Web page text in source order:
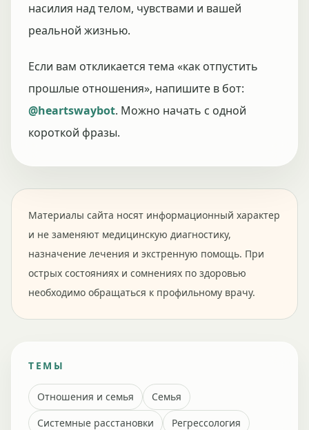
насилия над телом, чувствами и вашей
реальной жизнью.
Если вам откликается тема «как отпустить
прошлые отношения», напишите в бот:
@heartswaybot. Можно начать с одной
короткой фразы.
Материалы сайта носят информационный характер
и не заменяют медицинскую диагностику,
назначение лечения и экстренную помощь. При
острых состояниях и сомнениях по здоровью
необходимо обращаться к профильному врачу.
ТЕМЫ
Отношения и семья
Семья
Системные расстановки
Регрессология